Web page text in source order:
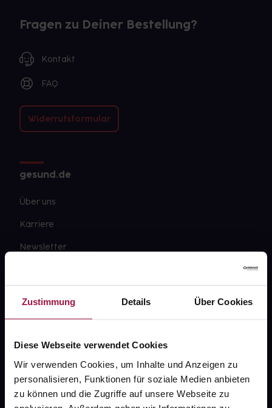
Zustimmung Details Über Cookies
Diese Webseite verwendet Cookies
Wir verwenden Cookies, um Inhalte und Anzeigen zu
personalisieren, Funktionen für soziale Medien anbieten
zu können und die Zugriffe auf unsere Webseite zu
Fragen zu Deiner Bestellung?
Kontakt
FAQ
Widerrufsformular
gesund.de
Über uns
Karriere
Newsletter
Datenschutz
AGB
Impressum